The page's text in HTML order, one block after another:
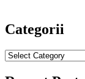
Categorii
Categorii